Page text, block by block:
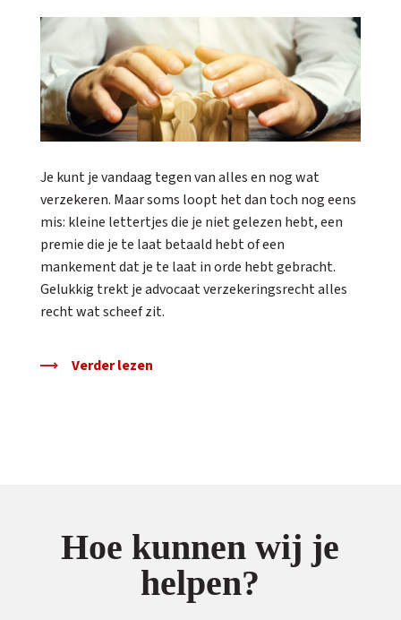
Je kunt je vandaag tegen van alles en nog wat
verzekeren. Maar soms loopt het dan toch nog eens
mis: kleine lettertjes die je niet gelezen hebt, een
premie die je te laat betaald hebt of een
mankement dat je te laat in orde hebt gebracht.
Gelukkig trekt je advocaat verzekeringsrecht alles
recht wat scheef zit.
Verder lezen
Hoe kunnen wij je
helpen?